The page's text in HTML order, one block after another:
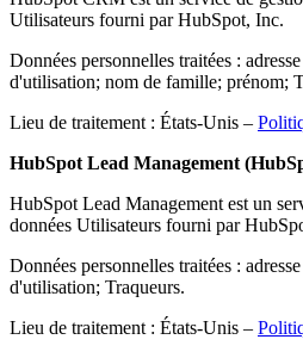
Utilisateurs fourni par HubSpot, Inc.
Données personnelles traitées :
d'utilisation; nom de famille; prénom;
Lieu de traitement : États-Unis –
HubSpot Lead Management
HubSpot Lead Management est un
données Utilisateurs fourni par
Données personnelles traitées :
d'utilisation; Traqueurs.
Lieu de traitement : États-Unis –